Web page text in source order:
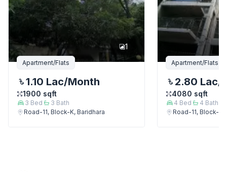
1
Apartment/Flats
1.10 Lac/Month
1900 sqft
3 Bed 3 Bath
Road-11, Block-K, Baridhara
Apartment/Flats
2.80 Lac/
4080 sqft
4 Bed 4 Bath
Road-11, Block-K,